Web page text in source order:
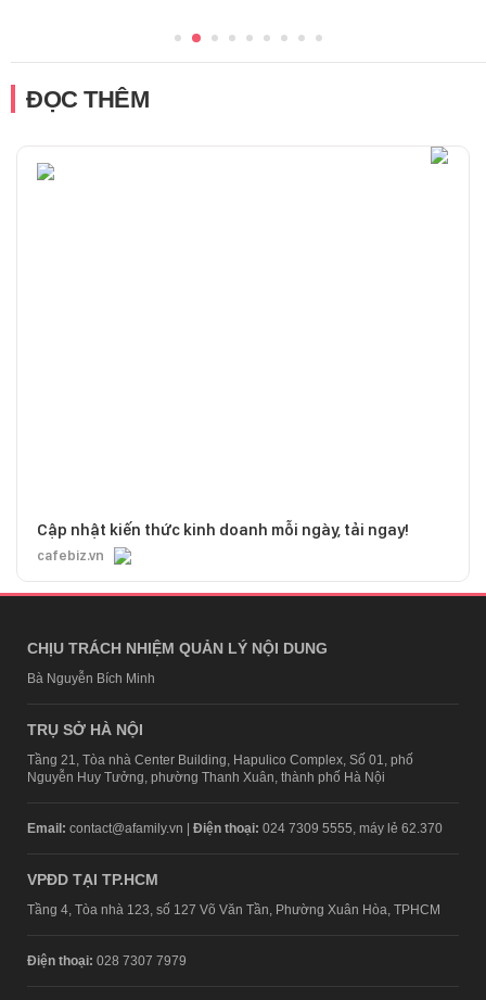
ĐỌC THÊM
Cập nhật kiến thức kinh doanh mỗi ngày, tải ngay!
cafebiz.vn
CHỊU TRÁCH NHIỆM QUẢN LÝ NỘI DUNG
Bà Nguyễn Bích Minh
TRỤ SỞ HÀ NỘI
Tầng 21, Tòa nhà Center Building, Hapulico Complex, Số 01, phố
Nguyễn Huy Tưởng, phường Thanh Xuân, thành phố Hà Nội
Email: contact@afamily.vn | Điện thoại: 024 7309 5555, máy lẻ 62.370
VPĐD TẠI TP.HCM
Tầng 4, Tòa nhà 123, số 127 Võ Văn Tần, Phường Xuân Hòa, TPHCM
Điện thoại: 028 7307 7979